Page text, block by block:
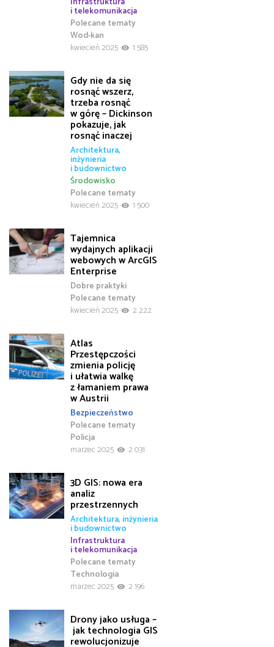
i telekomunikacja
Polecane tematy
Wod-kan
kwiecień 2025
1 585
Gdy nie da się
rosnąć wszerz,
trzeba rosnąć
w górę – Dickinson
pokazuje, jak
rosnąć inaczej
Architektura,
inżynieria
i budownictwo
Polecane tematy
Środowisko
kwiecień 2025
1 500
Tajemnica
wydajnych aplikacji
webowych w ArcGIS
Enterprise
Dobre praktyki
Polecane tematy
kwiecień 2025
2 222
Atlas
Przestępczości
zmienia policję
i ułatwia walkę
z łamaniem prawa
w Austrii
Bezpieczeństwo
Polecane tematy
Policja
marzec 2025
2 031
3D GIS: nowa era
analiz
przestrzennych
Architektura, inżynieria
i budownictwo
Infrastruktura
i telekomunikacja
Polecane tematy
Technologia
marzec 2025
2 196
Drony jako usługa –
jak technologia GIS
rewolucjonizuje